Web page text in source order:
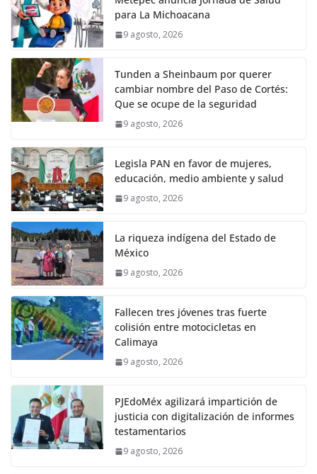
para La Michoacana
9 agosto, 2026
Tunden a Sheinbaum por querer
cambiar nombre del Paso de Cortés:
Que se ocupe de la seguridad
9 agosto, 2026
Legisla PAN en favor de mujeres,
educación, medio ambiente y salud
9 agosto, 2026
La riqueza indígena del Estado de
México
9 agosto, 2026
Fallecen tres jóvenes tras fuerte
colisión entre motocicletas en
Calimaya
9 agosto, 2026
PJEdoMéx agilizará impartición de
justicia con digitalización de informes
testamentarios
9 agosto, 2026